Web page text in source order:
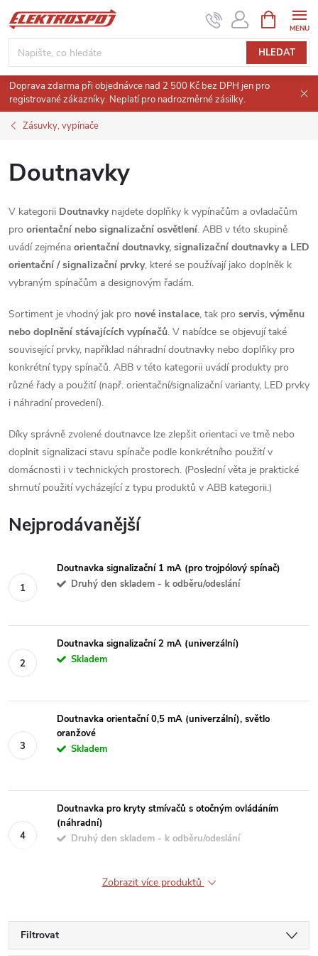
Přejít
na
obsah
HLEDAT
NÁKUPNÍ
KOŠÍK
Doprava zdarma při objednávce nad 2 500 Kč bez DPH jen pro
registrované zákazníky. Neplatí pro nadrozměrné zásilky.
Zásuvky, vypínače
Doutnavky
V kategorii Doutnavkynajdete doplňky k vypínačům a ovladačům
pro orientační nebo signalizační osvětlení. ABB v této skupině
uvádí zejména orientační doutnavky, signalizační doutnavky a LED
orientační / signalizační prvky, které se používají jako doplněk k
vybraným spínačům a designovým řadám.
Sortiment je vhodný jak pro nové instalace, tak pro servis, výměnu
nebo doplnění stávajících vypínačů. V nabídce se objevují také
související prvky, například náhradní doutnavky nebo doplňky pro
konkrétní typy spínačů. ABB v této kategorii uvádí produkty pro
různé řady a použití (např. orientační/signalizační varianty, LED prvky
i náhradní provedení).
Díky správně zvolené doutnavce lze zlepšit orientaci ve tmě nebo
doplnit signalizaci stavu spínače podle konkrétního použití v
domácnosti i v technických prostorech. (Poslední věta je praktické
shrnutí použití vycházející z typu produktů v ABB kategorii.)
Nejprodávanější
Doutnavka signalizační 1 mA (pro trojpólový spínač)
Druhý den skladem - k odběru/odeslání
Doutnavka signalizační 2 mA (univerzální)
Skladem
Doutnavka orientační 0,5 mA (univerzální), světlo
oranžové
Skladem
Doutnavka pro kryty stmívačů s otočným ovládáním
(náhradní)
Druhý den skladem - k odběru/odeslání
Zobrazit více produktů
Filtrovat